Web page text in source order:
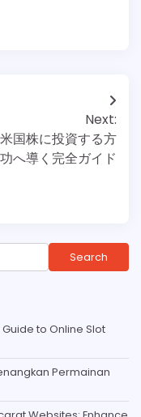
Next:
国株に投資する方
へ導く完全ガイド
Search
to Online Slot
Permainan